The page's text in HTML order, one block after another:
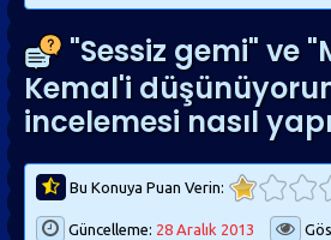
"Sessiz gemi" ve
Kemal'i
incelemesi nasıl
Bu Konuya Puan Verin:
Güncelleme: 28 Aralık 2013